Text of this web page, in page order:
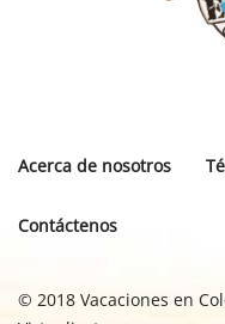
Acerca de nosotros
Contáctenos
© 2018 Vacaciones en